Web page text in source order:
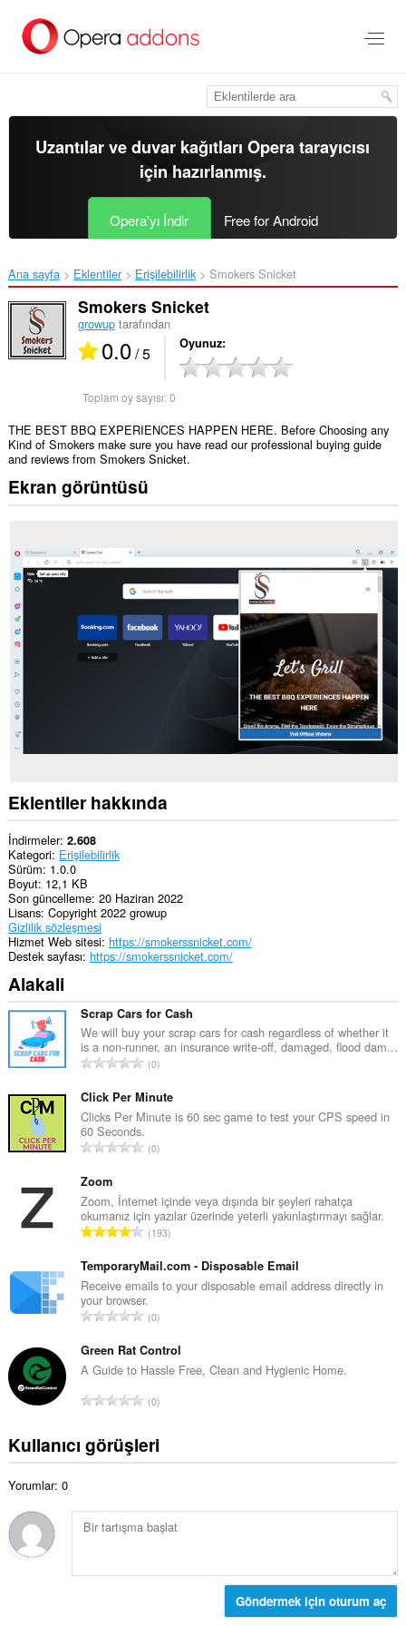
içeriğe
Uzantılar ve duvar kağıtlarıOpera tarayıcısı
için hazırlanmış.
Opera'yı İndir Free for Android
Ana sayfa Eklentiler Erişilebilirlik Smokers Snicket‎
Smokers Snicket
growuptarafından
0.0/ 5 Oyunuz
Toplam oy sayısı:0
THE BEST BBQ EXPERIENCES HAPPEN HERE. Before Choosing any
Kind of Smokers make sure you have read our professional buying guide
and reviews from Smokers Snicket.
Ekran görüntüsü
Eklentiler hakkında
İndirmeler 2.608
Kategori Erişilebilirlik
Sürüm 1.0.0
Boyut 12,1 KB
Son güncelleme 20 Haziran 2022
Lisans Copyright 2022 growup
Gizlilik sözleşmesi
Hizmet Web sitesi https://smokerssnicket.com/
Destek sayfası https://smokerssnicket.com/
Alakali
Scrap Cars for Cash
We will buy your scrap cars for cash regardless of whether it
is a non-runner, an insurance write-off, damaged, flood dam...
T
p
l
a
m
s
a
y
ı
s
ı
:
0
Click Per Minute
Clicks Per Minute is 60 sec game to test your CPS speed in
60 Seconds.
T
l
a
m
y
s
a
y
ı
s
:
0
Zoom
Zoom, İnternet içinde veya dışında bir şeyleri rahatça
okumanız için yazılar üzerinde yeterli yakınlaştırmayı sağlar.
T
p
l
a
m
y
s
a
y
s
ı
193
TemporaryMail.com - Disposable Email
Receive emails to your disposable email address directly in
your browser.
T
p
l
m
y
s
ı
s
0
Green Rat Control
A Guide to Hassle Free, Clean and Hygienic Home.
T
l
o
y
y
0
Kullanıcı görüşleri
Yorumlar: 0
Göndermek için oturum aç